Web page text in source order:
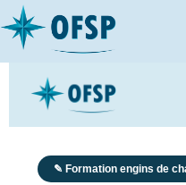
✎ Formation engins de